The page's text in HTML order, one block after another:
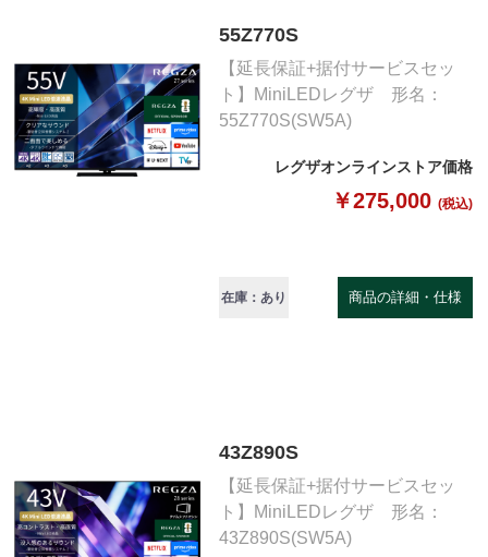
55Z770S
【延長保証+据付サービスセッ
ト】MiniLEDレグザ 形名：
55Z770S(SW5A)
レグザオンラインストア価格
￥275,000 (税込)
在庫：あり 商品の詳細・仕様
43Z890S
【延長保証+据付サービスセッ
ト】MiniLEDレグザ 形名：
43Z890S(SW5A)